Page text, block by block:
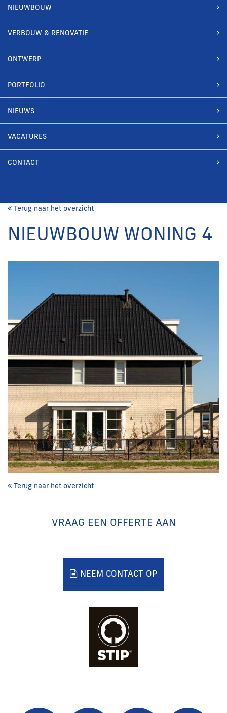
NIEUWBOUW
VERBOUW & RENOVATIE
ONTWERP
PORTFOLIO
NIEUWS
VACATURES
CONTACT
Terug naar het overzicht
NIEUWBOUW WONING 4
Terug naar het overzicht
VRAAG EEN OFFERTE AAN
NEEM CONTACT OP